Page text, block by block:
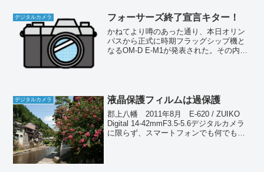
らであり、説明書...
デジタルカメラ フォーサーズ終了宣言キター！
かねてより噂のあった通り、本日オリン
パスから正式に時期フラッグシップ機と
なるOM-D E-M1が発表された。その内容
デジタルカメラ 液晶保護フィルムは過保護
郡上八幡 2011年8月 E-620 / ZUIKO
Digital 14-42mmF3.5-5.6デジタルカメラ
に限らず、スマートフォンでも何でも液